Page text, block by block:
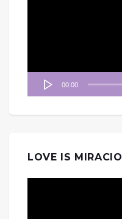
00:00
LOVE IS MIRACIO